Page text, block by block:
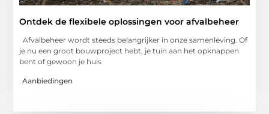
Ontdek de flexibele oplossingen voor afvalbeheer
Afvalbeheer wordt steeds belangrijker in onze samenleving. Of
je nu een groot bouwproject hebt, je tuin aan het opknappen
bent of gewoon je huis
Aanbiedingen